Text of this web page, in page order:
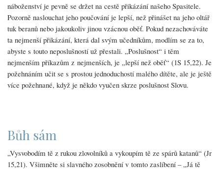
náboženství je pevně se držet na cestě přikázání našeho Spasitele.
Pozorně naslouchat jeho poučování je lepší, než přinášet na jeho oltář
tuk beranů nebo jakoukoliv jinou vzácnou oběť. Pokud nezachováváte
ta nejmenší přikázání, která dal svým učedníkům, modlím se za to,
abyste s touto neposlušností už přestali. „Poslušnost“ i těm
nejmenším příkazům z nejmenších, je „lepší než oběť“ (1S 15,22). Je
požehnáním učit se s prostou jednoduchostí malého dítěte, ale je ještě
více požehnané, když je někdo vyučen skrze poslušnost Slovu.
Bůh sám
„Vysvobodím tě z rukou zlovolníků a vykoupím tě ze spárů katanů“ (Jr
15,21). Všimněte si slavného zosobnění v tomto zaslíbení – „Já tě